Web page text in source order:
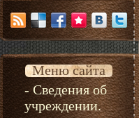
Меню сайта
- Сведения об
учреждении.